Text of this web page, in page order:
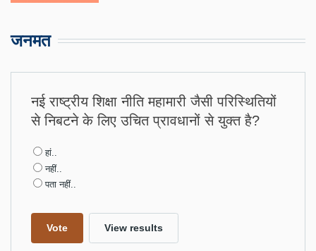
जनमत
नई राष्ट्रीय शिक्षा नीति महामारी जैसी परिस्थितियों
से निबटने के लिए उचित प्रावधानों से युक्त है?
Choices
हां..
नहीं..
पता नहीं..